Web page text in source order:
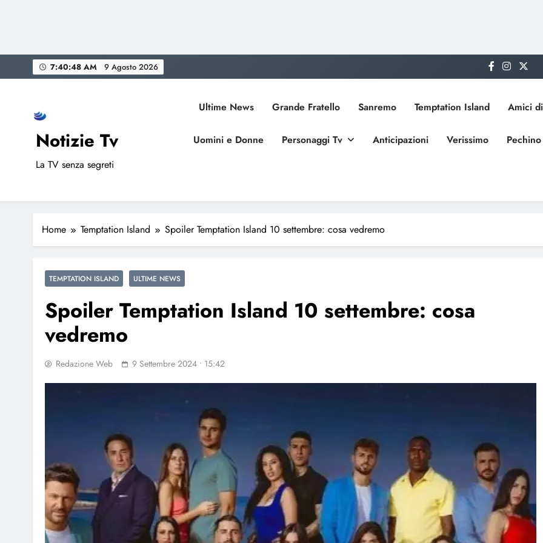
to
7:40:50 AM 9 Agosto 2026
Notizie Tv
La TV senza segreti
Ultime News Grande Fratello Sanremo Temptation Island Amici
Uomini e Donne Personaggi Tv Anticipazioni Verissimo
Home Temptation Island Spoiler Temptation Island 10 settembre: cosa vedremo
TEMPTATION ISLAND ULTIME NEWS
Spoiler Temptation Island 10 settembre: cosa
vedremo
Redazione Web 9 Settembre 2024 • 15:42